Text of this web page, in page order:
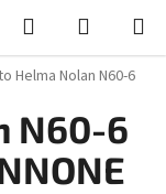
Hledat
KOŠÍK
Helma Nolan N60-6
N60-6